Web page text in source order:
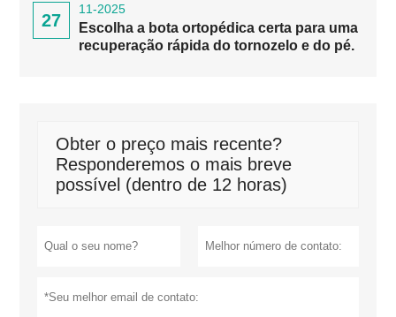
27
11-2025
Escolha a bota ortopédica certa para uma
recuperação rápida do tornozelo e do pé.
Obter o preço mais recente?
Responderemos o mais breve
possível (dentro de 12 horas)